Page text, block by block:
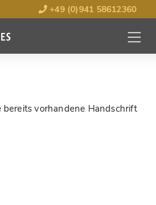
+49 (0)941 58612360
MENÜ
bereits vorhandene Handschrift